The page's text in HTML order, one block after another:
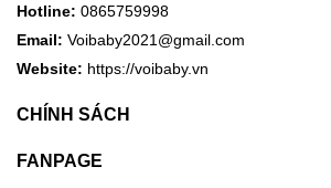
Hotline: 0865759998
Email: Voibaby2021@gmail.com
Website: https://voibaby.vn
CHÍNH SÁCH
FANPAGE